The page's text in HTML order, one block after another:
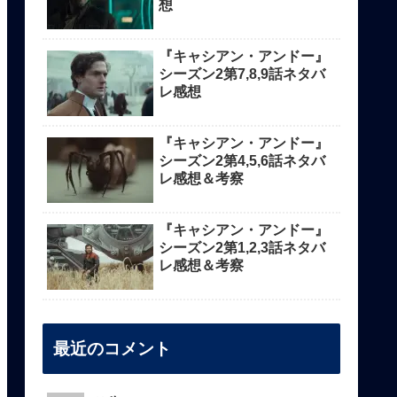
想
『キャシアン・アンドー』
シーズン2第7,8,9話ネタバ
レ感想
『キャシアン・アンドー』
シーズン2第4,5,6話ネタバ
レ感想＆考察
『キャシアン・アンドー』
シーズン2第1,2,3話ネタバ
レ感想＆考察
最近のコメント